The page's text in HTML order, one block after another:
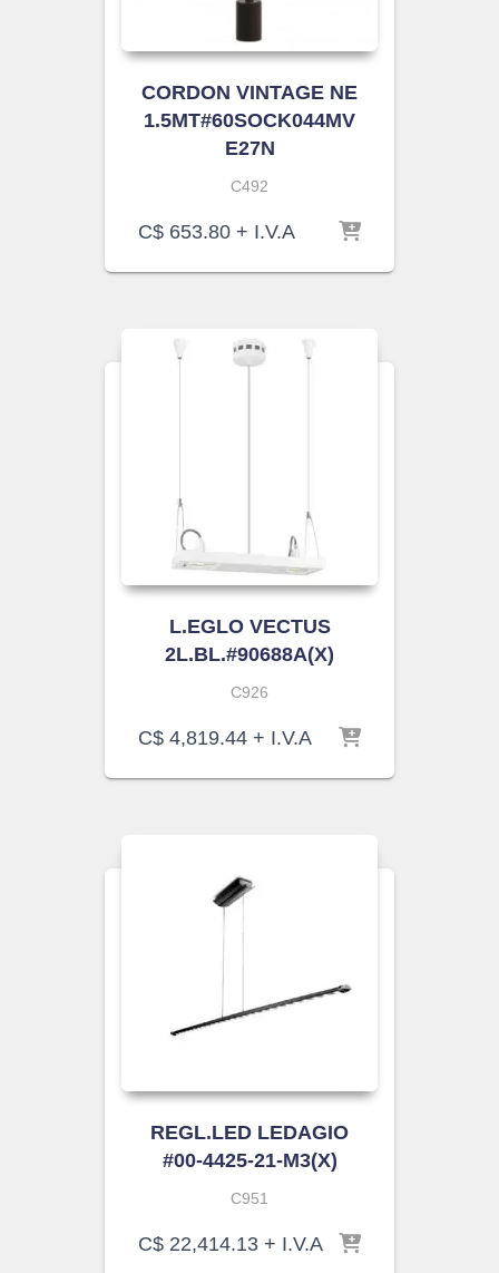
CORDON VINTAGE NE
1.5MT#60SOCK044MV
E27N
C492
C$ 653.80 + I.V.A
L.EGLO VECTUS
2L.BL.#90688A(X)
C926
C$ 4,819.44 + I.V.A
REGL.LED LEDAGIO
#00-4425-21-M3(X)
C951
C$ 22,414.13 + I.V.A